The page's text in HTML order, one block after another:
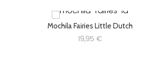
Mochila Fairies Little Dutch
19,95 €